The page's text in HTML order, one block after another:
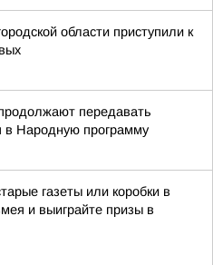
области приступили к
передавать
в Народную программу
газеты или коробки в
и выиграйте призы в